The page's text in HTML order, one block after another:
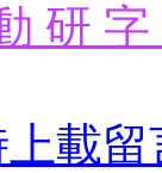
研
載